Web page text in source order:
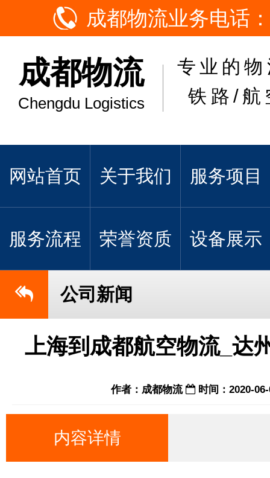
成都物流业务电话
成都物流
Chengdu Logistics
专业的
铁路/航
网站首页 关于我们 服务项目
服务流程 荣誉资质 设备展示
公司新闻
上海到成都航空物流_达
作者：成都物流 时间：2020-
内容详情